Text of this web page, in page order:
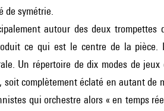
symétrie.
autour des deux
ce qui est le centre de la
Un répertoire de dix modes de
complètement éclaté en autant
qui orchestre alors « en temps